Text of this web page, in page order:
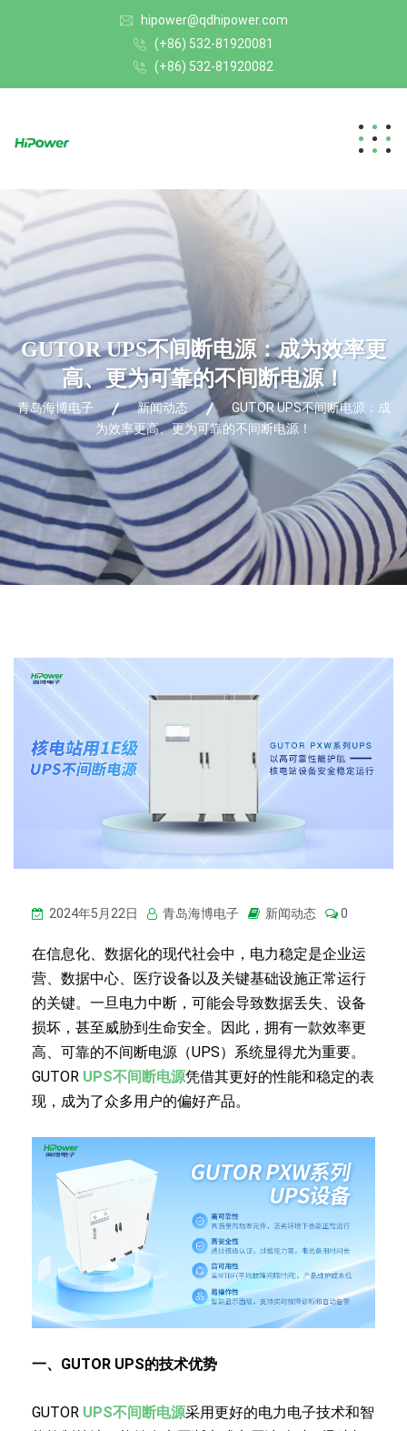
hipower@qdhipower.com
(+86) 532-81920081
(+86) 532-81920082
GUTOR UPS不间断电源：成为效率更
高、更为可靠的不间断电源！
青岛海博电子 新闻动态
GUTOR UPS不间断电源：成
为效率更高、更为可靠的不间断电源！
2024年5月22日 青岛海博电子 新闻动态 0
在信息化、数据化的现代社会中，电力稳定是企业运
营、数据中心、医疗设备以及关键基础设施正常运行
的关键。一旦电力中断，可能会导致数据丢失、设备
损坏，甚至威胁到生命安全。因此，拥有一款效率更
高、可靠的不间断电源（UPS）系统显得尤为重要。
GUTOR UPS不间断电源凭借其更好的性能和稳定的表
现，成为了众多用户的偏好产品。
一、GUTOR UPS的技术优势
GUTOR UPS不间断电源采用更好的电力电子技术和智